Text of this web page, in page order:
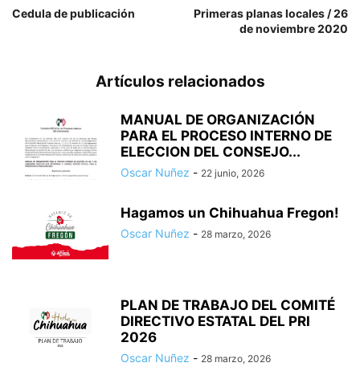
Cedula de publicación
Primeras planas locales / 26
de noviembre 2020
Artículos relacionados
MANUAL DE ORGANIZACIÓN
PARA EL PROCESO INTERNO DE
ELECCION DEL CONSEJO...
Oscar Nuñez - 22 junio, 2026
Hagamos un Chihuahua Fregon!
Oscar Nuñez - 28 marzo, 2026
PLAN DE TRABAJO DEL COMITÉ
DIRECTIVO ESTATAL DEL PRI
2026
Oscar Nuñez - 28 marzo, 2026